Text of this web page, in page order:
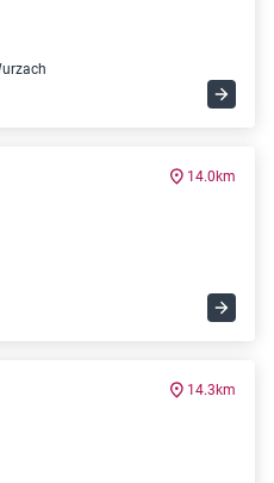
14.0km
14.3km